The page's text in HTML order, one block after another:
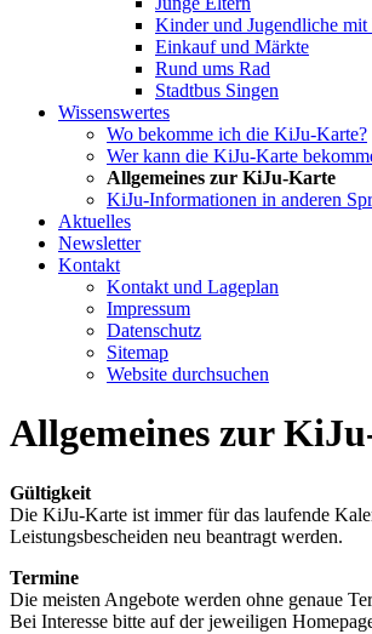
Kinder und Jugendliche
Einkauf und Märkte
Rund ums Rad
Stadtbus Singen
Wissenswertes
Wo bekomme ich die KiJu-Karte?
Wer kann die KiJu-Karte
Allgemeines zur KiJu-Karte
KiJu-Informationen in anderen
Aktuelles
Newsletter
Kontakt
Kontakt und Lageplan
Impressum
Datenschutz
Sitemap
Website durchsuchen
Allgemeines zur
Gültigkeit
Die KiJu-Karte ist immer für das laufende
Leistungsbescheiden neu beantragt werden.
Termine
Die meisten Angebote werden ohne genaue
Bei Interesse bitte auf der jeweiligen